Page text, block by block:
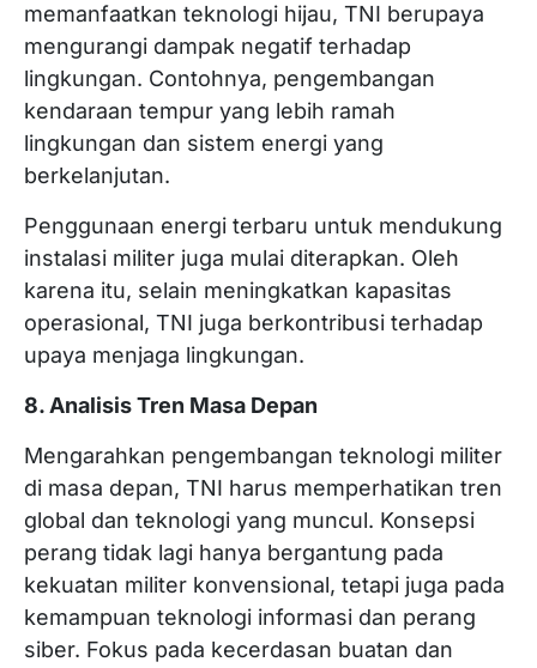
memanfaatkan teknologi hijau, TNI berupaya
mengurangi dampak negatif terhadap
lingkungan. Contohnya, pengembangan
kendaraan tempur yang lebih ramah
lingkungan dan sistem energi yang
berkelanjutan.
Penggunaan energi terbaru untuk mendukung
instalasi militer juga mulai diterapkan. Oleh
karena itu, selain meningkatkan kapasitas
operasional, TNI juga berkontribusi terhadap
upaya menjaga lingkungan.
8. Analisis Tren Masa Depan
Mengarahkan pengembangan teknologi militer
di masa depan, TNI harus memperhatikan tren
global dan teknologi yang muncul. Konsepsi
perang tidak lagi hanya bergantung pada
kekuatan militer konvensional, tetapi juga pada
kemampuan teknologi informasi dan perang
siber. Fokus pada kecerdasan buatan dan